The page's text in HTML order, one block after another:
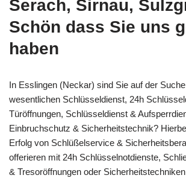
Serach, Sirnau,
Schön dass Sie uns
haben
In Esslingen (Neckar) sind Sie auf der
wesentlichen Schlüsseldienst, 24h
Türöffnungen, Schlüsseldienst &
Einbruchschutz & Sicherheitstechnik?
Erfolg von Schlüßelservice &
offerieren mit 24h Schlüsselnotdienste,
& Tresoröffnungen oder